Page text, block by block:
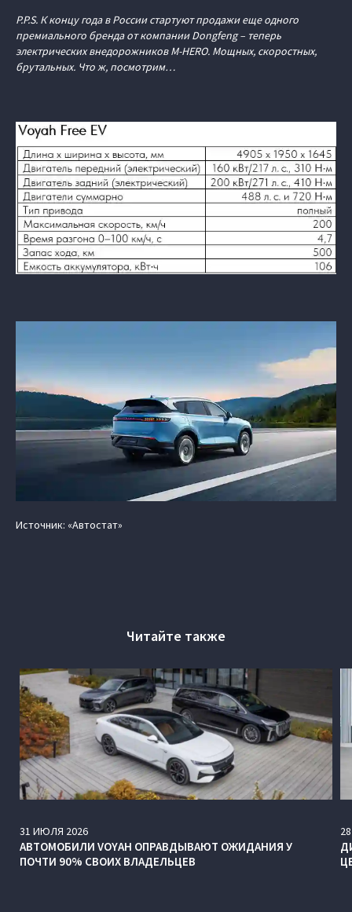
P.P.S. К концу года в России стартуют продажи еще одного
премиального бренда от компании Dongfeng – теперь
электрических внедорожников M‑HERO. Мощных, скоростных,
брутальных. Что ж, посмотрим…
Источник: «Автостат»
Читайте также
31 ИЮЛЯ 2026
АВТОМОБИЛИ VOYAH ОПРАВДЫВАЮТ ОЖИДАНИЯ У
ПОЧТИ 90% СВОИХ ВЛАДЕЛЬЦЕВ
28